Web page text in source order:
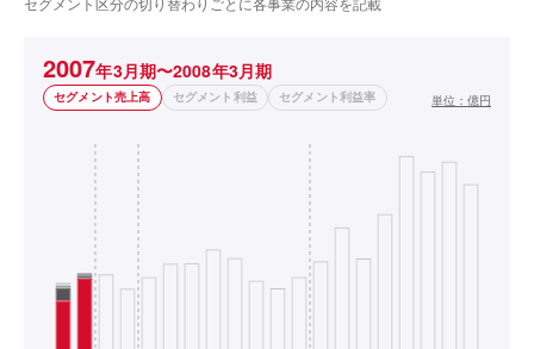
2007年3月期〜2008年3月期
セグメント売上高 セグメント利益 セグメント利益率 単位： 億円